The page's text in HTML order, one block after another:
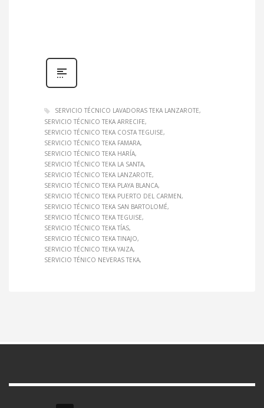
SERVICIO TÉCNICO LAVADORAS TEKA LANZAROTE
SERVICIO TÉCNICO TEKA ARRECIFE
SERVICIO TÉCNICO TEKA COSTA TEGUISE
SERVICIO TÉCNICO TEKA FAMARA
SERVICIO TÉCNICO TEKA HARÍA
SERVICIO TÉCNICO TEKA LA SANTA
SERVICIO TÉCNICO TEKA LANZAROTE
SERVICIO TÉCNICO TEKA PLAYA BLANCA
SERVICIO TÉCNICO TEKA PUERTO DEL CARMEN
SERVICIO TÉCNICO TEKA SAN BARTOLOMÉ
SERVICIO TÉCNICO TEKA TEGUISE
SERVICIO TÉCNICO TEKA TÍAS
SERVICIO TÉCNICO TEKA TINAJO
SERVICIO TÉCNICO TEKA YAIZA
SERVICIO TÉNICO NEVERAS TEKA